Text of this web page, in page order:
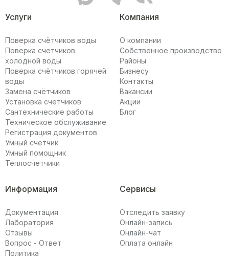
MAX канал Мультисистемы
Telegram канал
ВКонтакте
Услуги
Поверка счётчиков воды
Поверка счетчиков
холодной воды
Поверка счётчиков горячей
воды
Замена счётчиков
Установка счетчиков
Сантехнические работы
Техническое обслуживание
Регистрация документов
Умный счетчик
Умный помощник
Теплосчетчики
Компания
О компании
Собственное производство
Районы
Бизнесу
Контакты
Вакансии
Акции
Блог
Информация
Документация
Лаборатория
Отзывы
Вопрос - Ответ
Политика
Сервисы
Отследить заявку
Онлайн-запись
Онлайн-чат
Оплата онлайн